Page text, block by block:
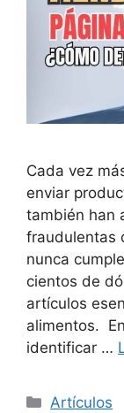
Cada vez
enviar
también han
fraudulentas
nunca
cientos de
artículos
alimentos.
identificar …
Categorías
Artículos